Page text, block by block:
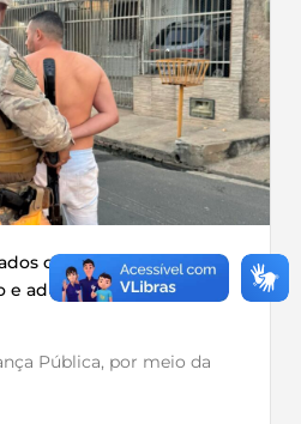
contra grupo
e adulteração de
Pública, por meio da